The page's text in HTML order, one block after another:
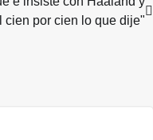
cien por cien lo que dije"